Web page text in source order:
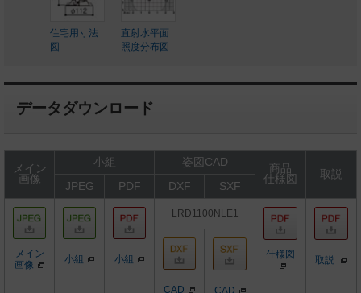
住宅用寸法
図
直射水平面
照度分布図
データダウンロード
メイン
画像
小組 姿図CAD
商品
仕様図
取説
JPEG
PDF DXF SXF
メイン
画像
小組 小組
LRD1100NLE1
仕様図 取説
CAD CAD